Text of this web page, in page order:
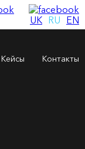
UK RU EN
Кейсы Контакты